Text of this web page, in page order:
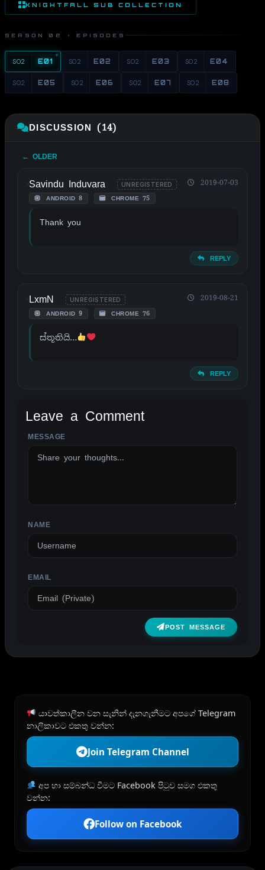
KNIGHTFALL SUB COLLECTION
SEASON 02 · EPISODES
S02 E01 S02 E02 S02 E03 S02 E04
S02 E05 S02 E06 S02 E07 S02 E08
DISCUSSION (14)
← OLDER
Savindu Induvara UNREGISTERED
ANDROID 8 CHROME 75
2019-07-03
Thank you
REPLY
LxmN UNREGISTERED
ANDROID 9 CHROME 76
2019-08-21
ස්තූතියි…
REPLY
Leave a Comment
MESSAGE
NAME
EMAIL
POST MESSAGE
ALTERNATIVE:
යාවත්කාලීන වන සැනින් දැනගැනීමට අපගේ Telegram
නාලිකාවට එකතු වන්න:
Join Telegram Channel
අප හා සම්බන්ධ වීමට Facebook පිටුව සමග එකතු
වන්න:
Follow on Facebook